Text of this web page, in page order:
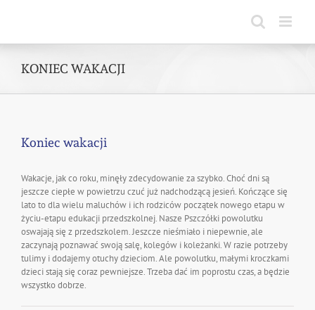
KONIEC WAKACJI
Koniec wakacji
Wakacje, jak co roku, minęły zdecydowanie za szybko. Choć dni są
jeszcze ciepłe w powietrzu czuć już nadchodzącą jesień. Kończące się
lato to dla wielu maluchów i ich rodziców początek nowego etapu w
życiu-etapu edukacji przedszkolnej. Nasze Pszczółki powolutku
oswajają się z przedszkolem. Jeszcze nieśmiało i niepewnie, ale
zaczynają poznawać swoją salę, kolegów i koleżanki. W razie potrzeby
tulimy i dodajemy otuchy dzieciom. Ale powolutku, małymi kroczkami
dzieci stają się coraz pewniejsze. Trzeba dać im poprostu czas, a będzie
wszystko dobrze.